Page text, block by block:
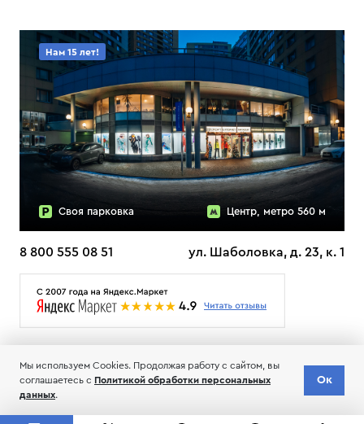
Доставка
Добавить в корзину
Нам 15 лет!
Своя парковка Центр, метро 560 м
8 800 555 08 51 ул. Шаболовка, д. 23, к. 1
© 2006-2026 Пределанет
Мы используем Cookies. Продолжая работу с сайтом, вы
соглашаетесь с Политикой обработки персональных
данных.
Ок